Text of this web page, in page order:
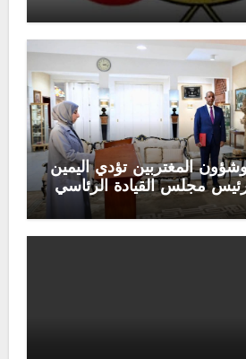
المغتربين تؤدي اليمين
مجلس القيادة الرئاسي